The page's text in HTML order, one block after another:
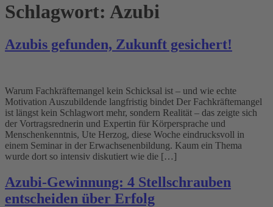
Schlagwort: Azubi
Azubis gefunden, Zukunft gesichert!
Warum Fachkräftemangel kein Schicksal ist – und wie echte
Motivation Auszubildende langfristig bindet Der Fachkräftemangel
ist längst kein Schlagwort mehr, sondern Realität – das zeigte sich
der Vortragsrednerin und Expertin für Körpersprache und
Menschenkenntnis, Ute Herzog, diese Woche eindrucksvoll in
einem Seminar in der Erwachsenenbildung. Kaum ein Thema
wurde dort so intensiv diskutiert wie die […]
Azubi-Gewinnung: 4 Stellschrauben
entscheiden über Erfolg